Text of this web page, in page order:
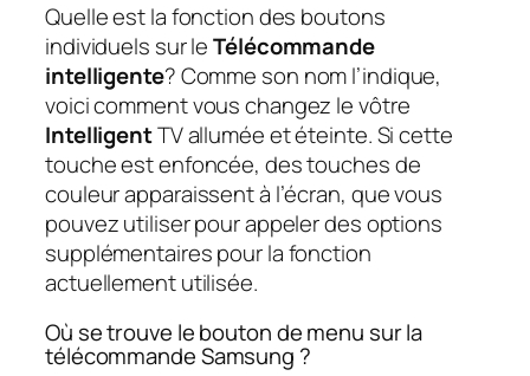
Quelle est la fonction des boutons
individuels sur leTélécommande
intelligente? Comme son nom l’indique,
voici comment vous changez le vôtre
IntelligentTV allumée et éteinte. Si cette
touche est enfoncée, des touches de
couleur apparaissent à l’écran, que vous
pouvez utiliser pour appeler des options
supplémentaires pour la fonction
actuellement utilisée.
Où se trouve le bouton de menu sur la
télécommande Samsung ?